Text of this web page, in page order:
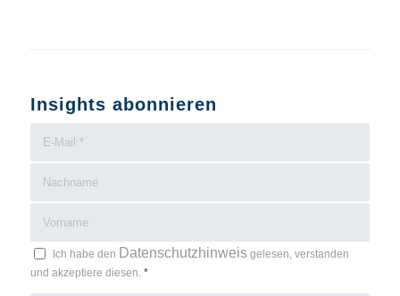
Insights abonnieren
Ich habe den Datenschutzhinweisgelesen, verstanden
und akzeptiere diesen. *